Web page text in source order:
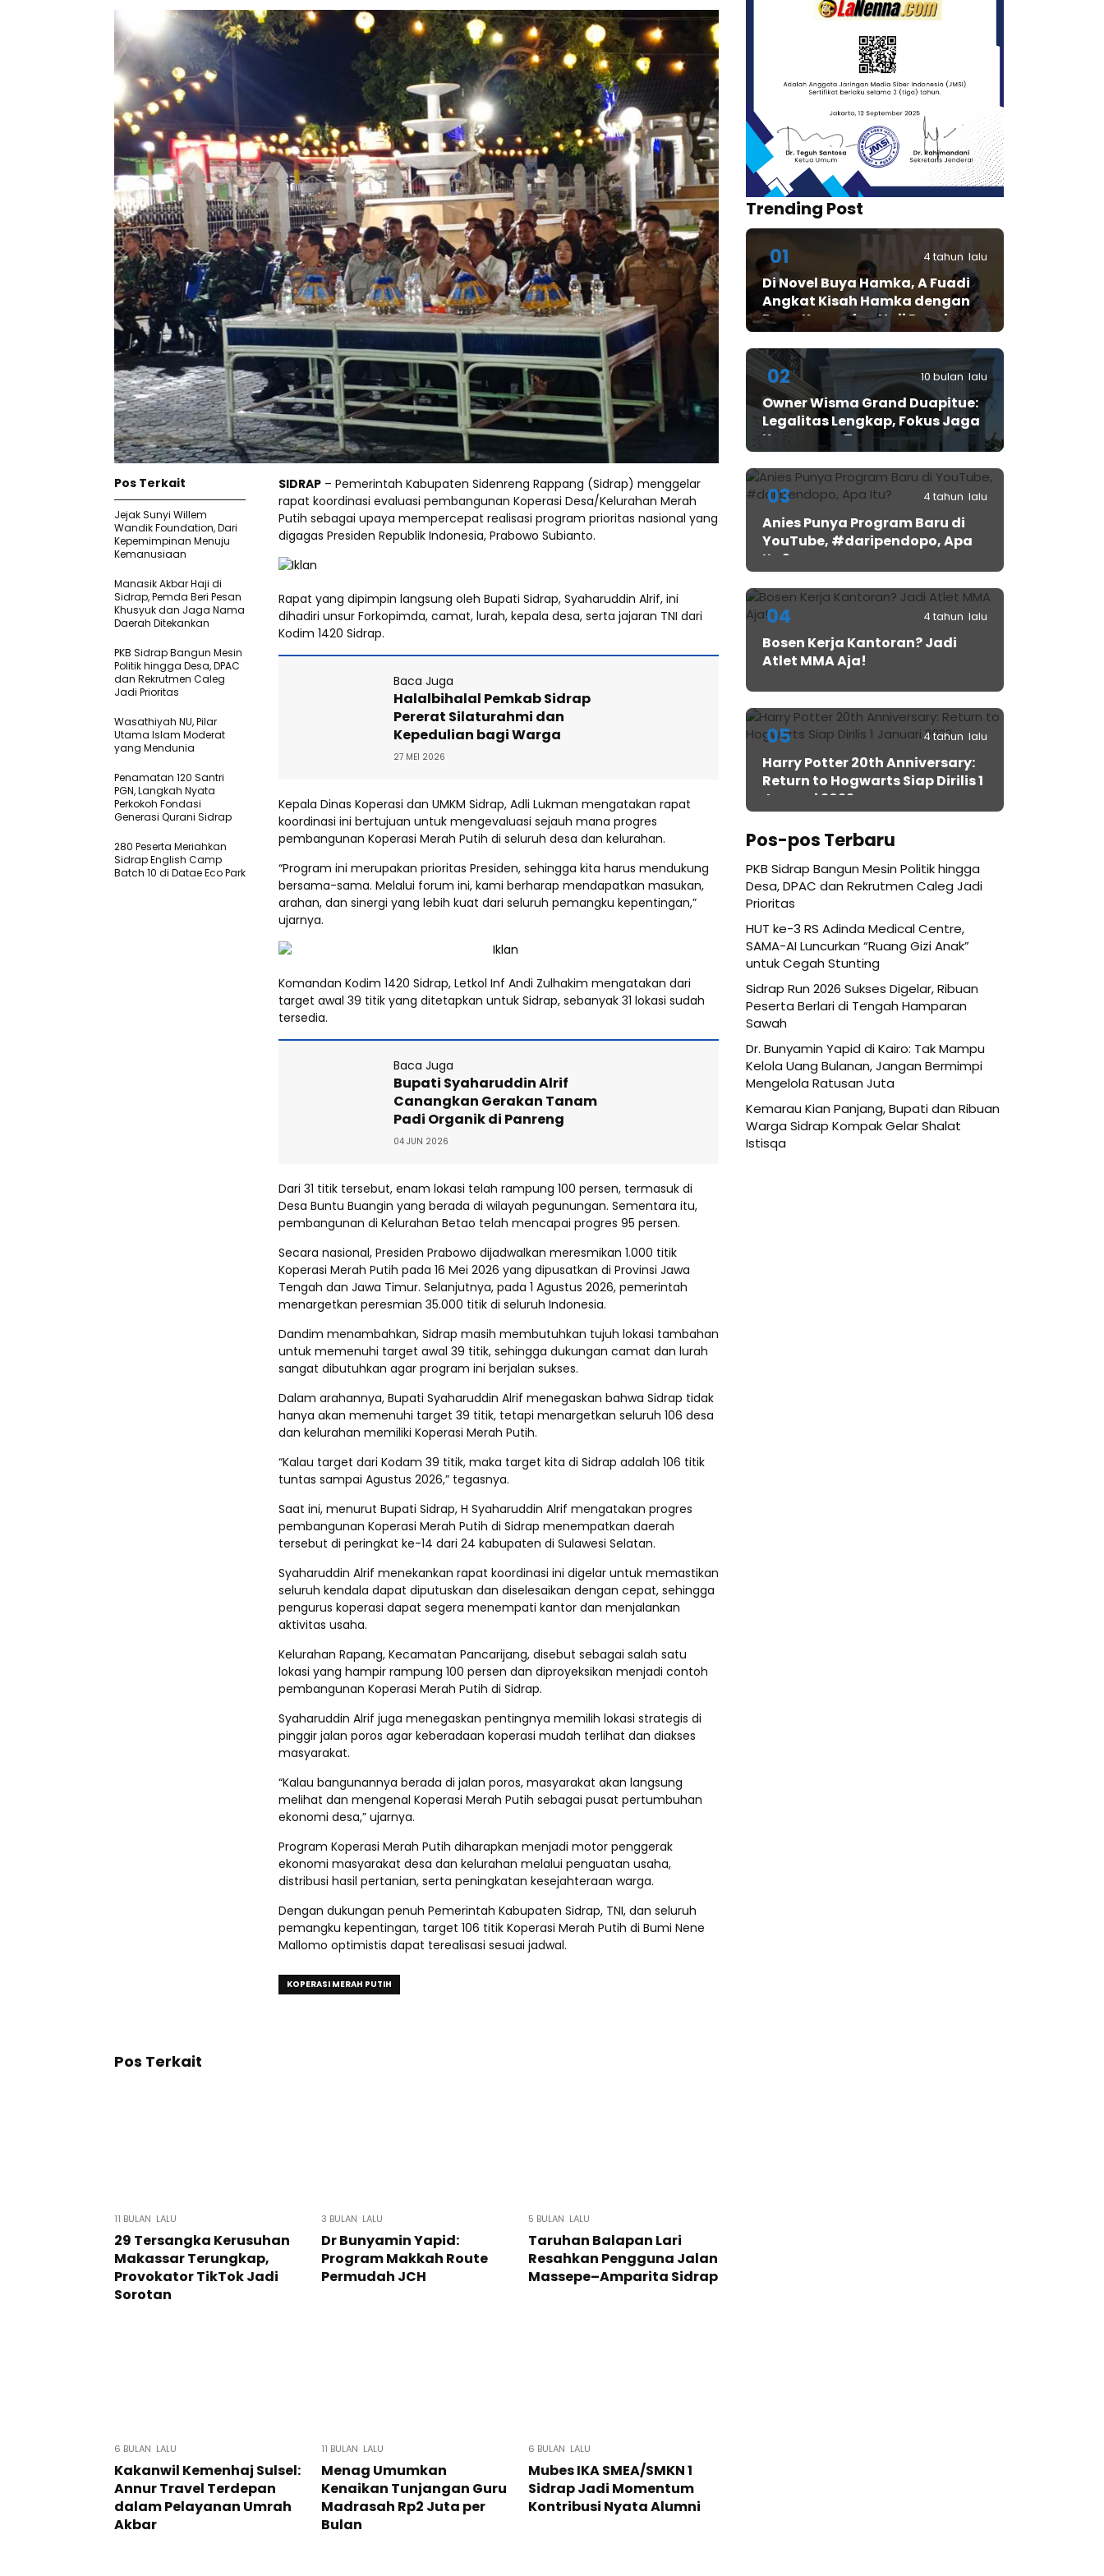
SIDRAP – Pemerintah Kabupaten Sidenreng Rappang (Sidrap) menggelar
rapat koordinasi evaluasi pembangunan Koperasi Desa/Kelurahan Merah
Putih sebagai upaya mempercepat realisasi program prioritas nasional yang
digagas Presiden Republik Indonesia, Prabowo Subianto.
Rapat yang dipimpin langsung oleh Bupati Sidrap, Syaharuddin Alrif, ini
dihadiri unsur Forkopimda, camat, lurah, kepala desa, serta jajaran TNI dari
Kodim 1420 Sidrap.
Baca Juga
Halalbihalal Pemkab Sidrap
Pererat Silaturahmi dan
Kepedulian bagi Warga
27 MEI 2026
Kepala Dinas Koperasi dan UMKM Sidrap, Adli Lukman mengatakan rapat
koordinasi ini bertujuan untuk mengevaluasi sejauh mana progres
pembangunan Koperasi Merah Putih di seluruh desa dan kelurahan.
“Program ini merupakan prioritas Presiden, sehingga kita harus mendukung
bersama-sama. Melalui forum ini, kami berharap mendapatkan masukan,
arahan, dan sinergi yang lebih kuat dari seluruh pemangku kepentingan,”
ujarnya.
Komandan Kodim 1420 Sidrap, Letkol Inf Andi Zulhakim mengatakan dari
target awal 39 titik yang ditetapkan untuk Sidrap, sebanyak 31 lokasi sudah
tersedia.
Baca Juga
Bupati Syaharuddin Alrif
Canangkan Gerakan Tanam
Padi Organik di Panreng
04 JUN 2026
Dari 31 titik tersebut, enam lokasi telah rampung 100 persen, termasuk di
Desa Buntu Buangin yang berada di wilayah pegunungan. Sementara itu,
pembangunan di Kelurahan Betao telah mencapai progres 95 persen.
Secara nasional, Presiden Prabowo dijadwalkan meresmikan 1.000 titik
Koperasi Merah Putih pada 16 Mei 2026 yang dipusatkan di Provinsi Jawa
Tengah dan Jawa Timur. Selanjutnya, pada 1 Agustus 2026, pemerintah
menargetkan peresmian 35.000 titik di seluruh Indonesia.
Dandim menambahkan, Sidrap masih membutuhkan tujuh lokasi tambahan
untuk memenuhi target awal 39 titik, sehingga dukungan camat dan lurah
sangat dibutuhkan agar program ini berjalan sukses.
Dalam arahannya, Bupati Syaharuddin Alrif menegaskan bahwa Sidrap tidak
hanya akan memenuhi target 39 titik, tetapi menargetkan seluruh 106 desa
dan kelurahan memiliki Koperasi Merah Putih.
“Kalau target dari Kodam 39 titik, maka target kita di Sidrap adalah 106 titik
tuntas sampai Agustus 2026,” tegasnya.
Saat ini, menurut Bupati Sidrap, H Syaharuddin Alrif mengatakan progres
pembangunan Koperasi Merah Putih di Sidrap menempatkan daerah
tersebut di peringkat ke-14 dari 24 kabupaten di Sulawesi Selatan.
Syaharuddin Alrif menekankan rapat koordinasi ini digelar untuk memastikan
seluruh kendala dapat diputuskan dan diselesaikan dengan cepat, sehingga
pengurus koperasi dapat segera menempati kantor dan menjalankan
aktivitas usaha.
Kelurahan Rapang, Kecamatan Pancarijang, disebut sebagai salah satu
lokasi yang hampir rampung 100 persen dan diproyeksikan menjadi contoh
pembangunan Koperasi Merah Putih di Sidrap.
Syaharuddin Alrif juga menegaskan pentingnya memilih lokasi strategis di
pinggir jalan poros agar keberadaan koperasi mudah terlihat dan diakses
masyarakat.
“Kalau bangunannya berada di jalan poros, masyarakat akan langsung
melihat dan mengenal Koperasi Merah Putih sebagai pusat pertumbuhan
ekonomi desa,” ujarnya.
Program Koperasi Merah Putih diharapkan menjadi motor penggerak
ekonomi masyarakat desa dan kelurahan melalui penguatan usaha,
distribusi hasil pertanian, serta peningkatan kesejahteraan warga.
Dengan dukungan penuh Pemerintah Kabupaten Sidrap, TNI, dan seluruh
pemangku kepentingan, target 106 titik Koperasi Merah Putih di Bumi Nene
Mallomo optimistis dapat terealisasi sesuai jadwal.
KOPERASI MERAH PUTIH
Pos Terkait
Jejak Sunyi Willem
Wandik Foundation, Dari
Kepemimpinan Menuju
Kemanusiaan
Manasik Akbar Haji di
Sidrap, Pemda Beri Pesan
Khusyuk dan Jaga Nama
Daerah Ditekankan
PKB Sidrap Bangun Mesin
Politik hingga Desa, DPAC
dan Rekrutmen Caleg
Jadi Prioritas
Wasathiyah NU, Pilar
Utama Islam Moderat
yang Mendunia
Penamatan 120 Santri
PGN, Langkah Nyata
Perkokoh Fondasi
Generasi Qurani Sidrap
280 Peserta Meriahkan
Sidrap English Camp
Batch 10 di Datae Eco Park
Pos Terkait
11 BULAN LALU
29 Tersangka Kerusuhan
Makassar Terungkap,
Provokator TikTok Jadi
Sorotan
3 BULAN LALU
Dr Bunyamin Yapid:
Program Makkah Route
Permudah JCH
5 BULAN LALU
Taruhan Balapan Lari
Resahkan Pengguna Jalan
Massepe–Amparita Sidrap
6 BULAN LALU
Kakanwil Kemenhaj Sulsel:
Annur Travel Terdepan
dalam Pelayanan Umrah
Akbar
11 BULAN LALU
Menag Umumkan
Kenaikan Tunjangan Guru
Madrasah Rp2 Juta per
Bulan
6 BULAN LALU
Mubes IKA SMEA/SMKN 1
Sidrap Jadi Momentum
Kontribusi Nyata Alumni
Trending Post
01 4 tahun lalu
Di Novel Buya Hamka, A Fuadi
Angkat Kisah Hamka dengan
Bung Karno dan Haji Rasul
02 10 bulan lalu
Owner Wisma Grand Duapitue:
Legalitas Lengkap, Fokus Jaga
Keamanan Tamu
03 4 tahun lalu
Anies Punya Program Baru di
YouTube, #daripendopo, Apa
Itu?
04 4 tahun lalu
Bosen Kerja Kantoran? Jadi
Atlet MMA Aja!
05 4 tahun lalu
Harry Potter 20th Anniversary:
Return to Hogwarts Siap Dirilis 1
Januari 2022
Pos-pos Terbaru
PKB Sidrap Bangun Mesin Politik hingga
Desa, DPAC dan Rekrutmen Caleg Jadi
Prioritas
HUT ke-3 RS Adinda Medical Centre,
SAMA-AI Luncurkan “Ruang Gizi Anak”
untuk Cegah Stunting
Sidrap Run 2026 Sukses Digelar, Ribuan
Peserta Berlari di Tengah Hamparan
Sawah
Dr. Bunyamin Yapid di Kairo: Tak Mampu
Kelola Uang Bulanan, Jangan Bermimpi
Mengelola Ratusan Juta
Kemarau Kian Panjang, Bupati dan Ribuan
Warga Sidrap Kompak Gelar Shalat
Istisqa